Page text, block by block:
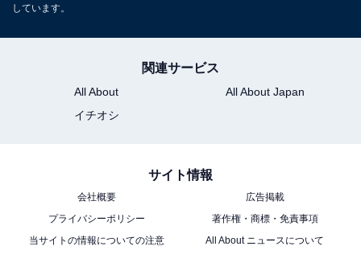
しています。
関連サービス
All About
All About Japan
イチオシ
サイト情報
会社概要
広告掲載
プライバシーポリシー
著作権・商標・免責事項
当サイトの情報についての注意
All About ニュースについて